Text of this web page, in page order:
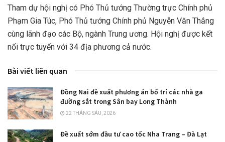
Tham dự hội nghị có Phó Thủ tướng Thường trực Chính phủ
Phạm Gia Túc, Phó Thủ tướng Chính phủ Nguyễn Văn Thắng
cùng lãnh đạo các Bộ, ngành Trung ương. Hội nghị được kết
nối trực tuyến với 34 địa phương cả nước.
Bài viết liên quan
Đồng Nai đề xuất phương án bố trí các nhà ga
đường sắt trong Sân bay Long Thành
22 THÁNG SÁU, 2026
Đề xuất sớm đầu tư cao tốc Nha Trang – Đà Lạt